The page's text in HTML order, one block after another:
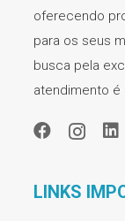
oferecendo
para os seus
busca pela
atendimento é
LINKS